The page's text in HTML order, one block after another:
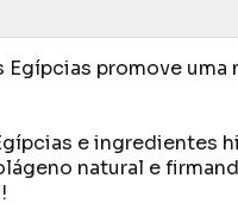
promove uma
e ingredientes
natural e